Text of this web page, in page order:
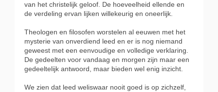
van het christelijk geloof. De hoeveelheid ellende en
de verdeling ervan lijken willekeurig en oneerlijk.
Theologen en filosofen worstelen al eeuwen met het
mysterie van onverdiend leed en er is nog niemand
geweest met een eenvoudige en volledige verklaring.
De gedeelten voor vandaag en morgen zijn maar een
gedeeltelijk antwoord, maar bieden wel enig inzicht.
We zien dat leed weliswaar nooit goed is op zichzelf,